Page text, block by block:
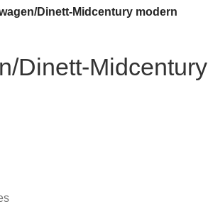
Dinett-Midcentury modern
Dinett-Midcentury